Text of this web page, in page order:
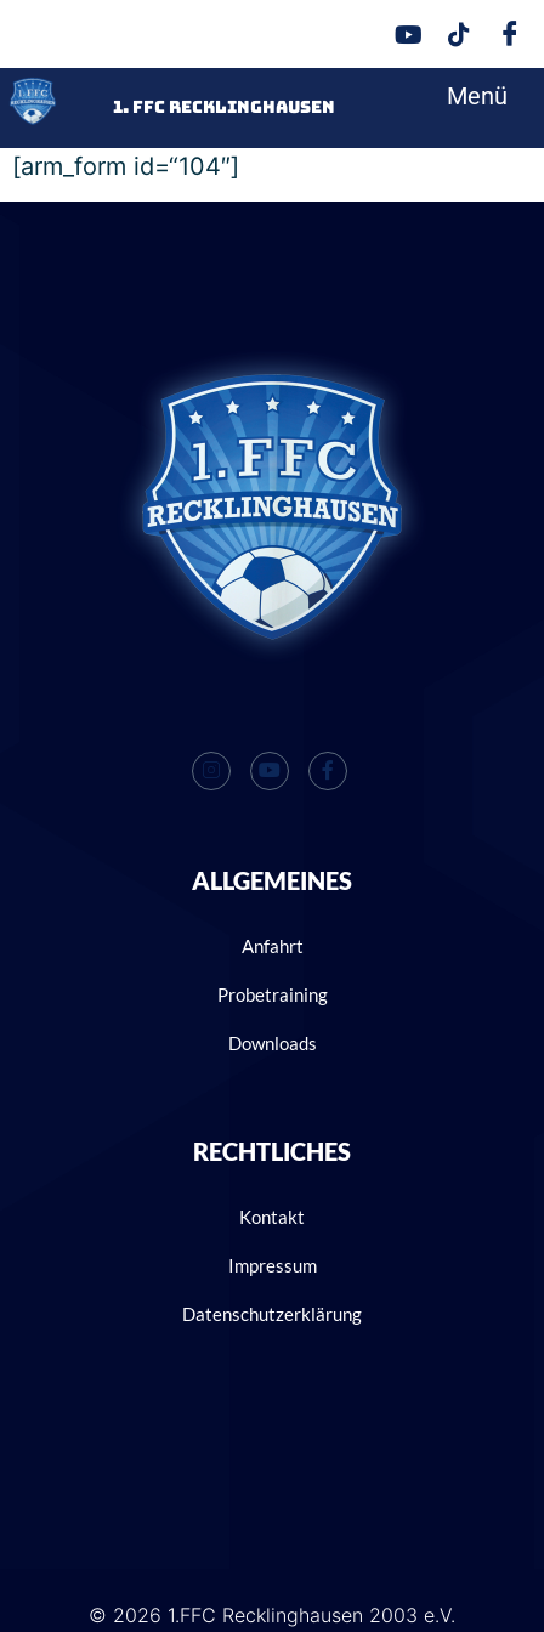
1. FFC Recklinghausen Menü
<
[arm_form id=“104″]
ALLGEMEINES
Anfahrt
Probetraining
Downloads
RECHTLICHES
Kontakt
Impressum
Datenschutzerklärung
© 2026 1.FFC Recklinghausen 2003 e.V.